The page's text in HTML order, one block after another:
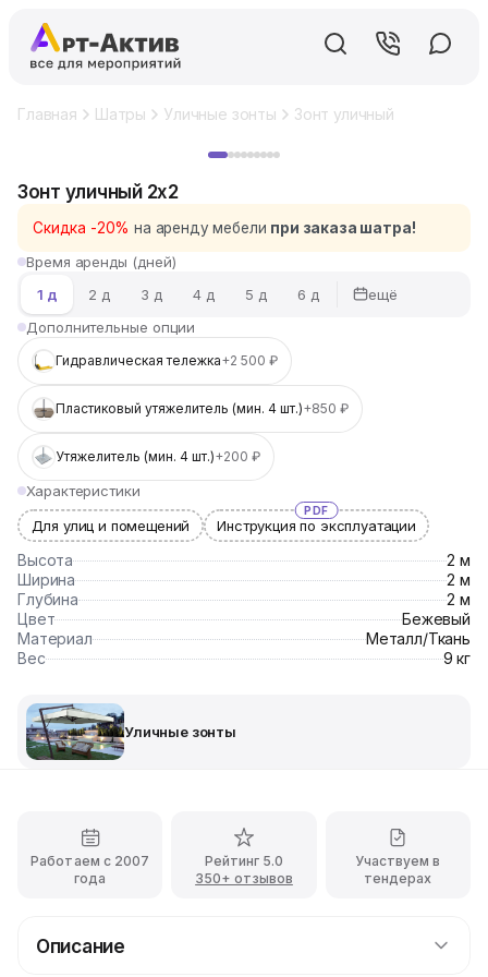
Главная Шатры Уличные зонты Зонт уличный 2x2
Зонт уличный 2x2
Скидка -20% на аренду мебели при заказа шатра!
Время аренды (дней)
1 д
2 д 3 д 4 д 5 д 6 д
ещё
Дополнительные опции
Гидравлическая тележка+2 500 ₽
Пластиковый утяжелитель (мин. 4 шт.)+850 ₽
Утяжелитель (мин. 4 шт.)+200 ₽
Характеристики
Для улиц и помещений
PDF
Инструкция по эксплуатации
Высота
2 м
Ширина
2 м
Глубина
2 м
Цвет
Бежевый
Материал
Металл/Ткань
Вес
9 кг
Уличные зонты
Работаем с 2007
года
Рейтинг 5.0
350+ отзывов
Участвуем в
тендерах
Описание